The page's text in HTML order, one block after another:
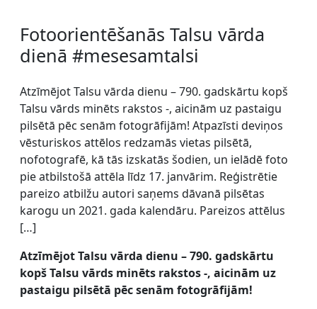
Fotoorientēšanās Talsu vārda
dienā #mesesamtalsi
Atzīmējot Talsu vārda dienu – 790. gadskārtu kopš
Talsu vārds minēts rakstos -, aicinām uz pastaigu
pilsētā pēc senām fotogrāfijām! Atpazīsti deviņos
vēsturiskos attēlos redzamās vietas pilsētā,
nofotografē, kā tās izskatās šodien, un ielādē foto
pie atbilstošā attēla līdz 17. janvārim. Reģistrētie
pareizo atbilžu autori saņems dāvanā pilsētas
karogu un 2021. gada kalendāru. Pareizos attēlus
[…]
Atzīmējot Talsu vārda dienu – 790. gadskārtu
kopš Talsu vārds minēts rakstos -, aicinām uz
pastaigu pilsētā pēc senām fotogrāfijām!